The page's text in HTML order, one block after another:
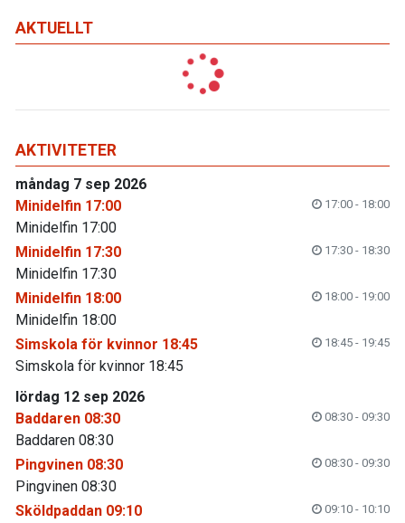
AKTUELLT
AKTIVITETER
måndag 7 sep 2026
Minidelfin 17:00
17:00 - 18:00
Minidelfin 17:00
Minidelfin 17:30
17:30 - 18:30
Minidelfin 17:30
Minidelfin 18:00
18:00 - 19:00
Minidelfin 18:00
Simskola för kvinnor 18:45
18:45 - 19:45
Simskola för kvinnor 18:45
lördag 12 sep 2026
Baddaren 08:30
08:30 - 09:30
Baddaren 08:30
Pingvinen 08:30
08:30 - 09:30
Pingvinen 08:30
Sköldpaddan 09:10
09:10 - 10:10